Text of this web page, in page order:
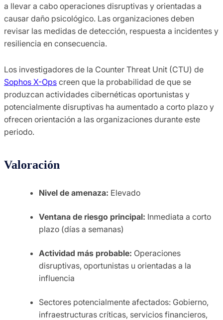
a llevar a cabo operaciones disruptivas y orientadas a
causar daño psicológico. Las organizaciones deben
revisar las medidas de detección, respuesta a incidentes y
resiliencia en consecuencia.
Los investigadores de la Counter Threat Unit (CTU) de
Sophos X-Ops creen que la probabilidad de que se
produzcan actividades cibernéticas oportunistas y
potencialmente disruptivas ha aumentado a corto plazo y
ofrecen orientación a las organizaciones durante este
periodo.
Valoración
Nivel de amenaza: Elevado
Ventana de riesgo principal: Inmediata a corto
plazo (días a semanas)
Actividad más probable: Operaciones
disruptivas, oportunistas u orientadas a la
influencia
Sectores potencialmente afectados: Gobierno,
infraestructuras críticas, servicios financieros,